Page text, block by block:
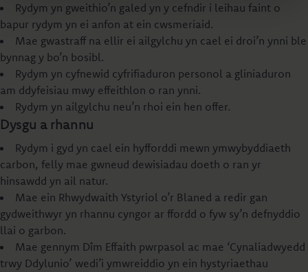
Rydym yn gweithio’n galed yn y cefndir i leihau faint o
bapur rydym yn ei anfon at ein cwsmeriaid.
Mae gwastraff na ellir ei ailgylchu yn cael ei droi’n ynni ble
bynnag y bo’n bosibl.
Rydym yn cyfnewid cyfrifiaduron personol a gliniaduron
am ddyfeisiau mwy effeithlon o ran ynni.
Rydym yn ailgylchu neu’n rhoi ein hen offer.
Dysgu a rhannu
Rydym i gyd yn cael ein hyfforddi mewn ymwybyddiaeth
carbon, felly mae gwneud dewisiadau doeth o ran yr
hinsawdd yn ail natur.
Mae ein Rhwydwaith Ystyriol o’r Blaned a redir gan
gydweithwyr yn rhannu cyngor ar ffordd o fyw sy’n defnyddio
llai o garbon.
Mae gennym Dîm Effaith pwrpasol ac mae ‘Cynaliadwyedd
trwy Ddylunio’ wedi’i ymwreiddio yn ein hystyriaethau